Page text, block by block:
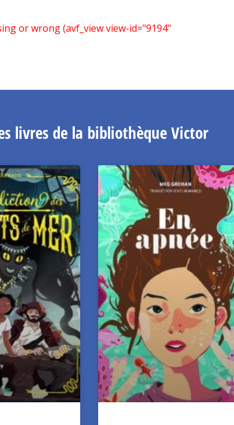
or wrong (avf_view view-id="9194"
livres de la bibliothèque Victor